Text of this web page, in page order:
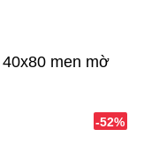
men mờ
-52%